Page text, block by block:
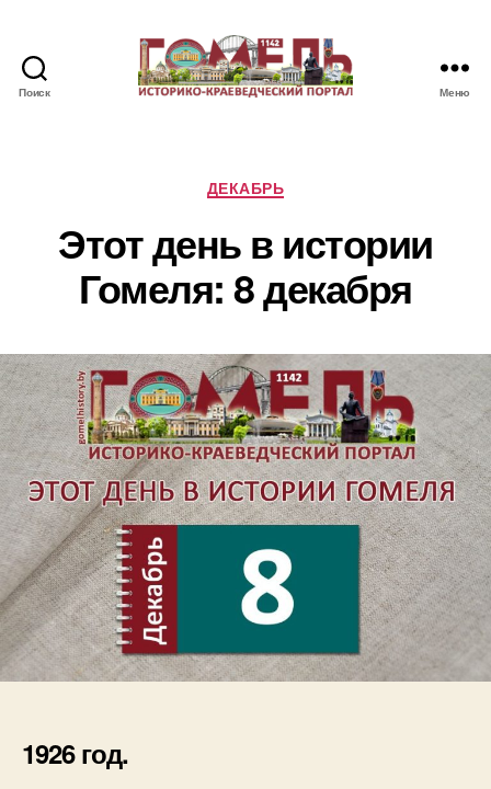
Поиск
даты
Гомеля
Меню
Рубрики
ДЕКАБРЬ
Этот день в истории
Гомеля: 8 декабря
1926 год.